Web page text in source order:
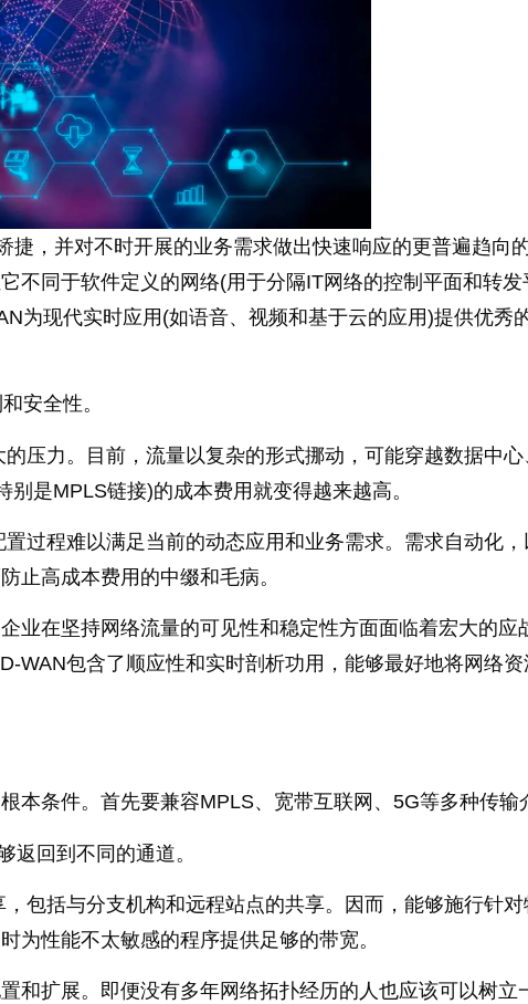
捷，并对不时开展的业务需求做出快速响应的更普遍趋向
不同于软件定义的网络(用于分隔IT网络的控制平面和转发
为现代实时应用(如语音、视频和基于云的应用)提供优秀
安全性。
压力。目前，流量以复杂的形式挪动，可能穿越数据中心
是MPLS链接)的成本费用就变得越来越高。
过程难以满足当前的动态应用和业务需求。需求自动化，
止高成本费用的中缀和毛病。
业在坚持网络流量的可见性和稳定性方面面临着宏大的应
WAN包含了顺应性和实时剖析功用，能够最好地将网络资
本条件。首先要兼容MPLS、宽带互联网、5G等多种传输
返回到不同的通道。
包括与分支机构和远程站点的共享。因而，能够施行针对
为性能不太敏感的程序提供足够的带宽。
和扩展。即便没有多年网络拓扑经历的人也应该可以树立